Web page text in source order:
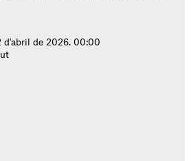
d'abril de 2026. 00:00